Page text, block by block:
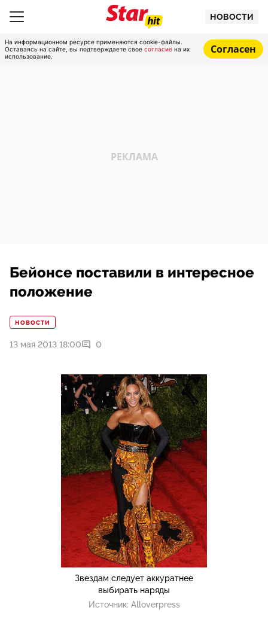
НОВОСТИ
На информационном ресурсе применяются cookie-файлы.
Оставаясь на сайте, вы подтверждаете свое согласие на их
использование.
Согласен
Бейонсе поставили в интересное
положение
НОВОСТИ
13 мая 2013 18:00 0
Звездам следует аккуратнее
выбирать наряды
Источник: Alloverpress